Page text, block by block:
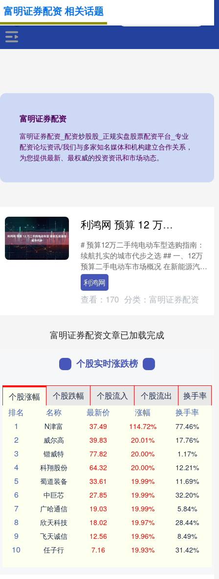
富明证券配资
富明证券配资_配资炒股股_正规实盘股票配资平台_专业
配资论坛资讯/我们与多家知名媒体和机构建立合作关系，
为您提供最新、最权威的投资资讯和市场动态。
富明证券配资 相关话题
利鸿网 预算 12 万二手纯电动车型 续航扎实适合城市代步
# 预算12万二手纯电动车型选购指南：
续航扎实的城市代步之选 ## 一、12万
预算二手电动车市场概况 在新能源汽车
快速普及的背景下，12万元预算已经能
够选购到品....
利鸿网
查看： 170 分类： 富明证券配资
富明证券配资文章已加载完成
个股实时涨跌榜
个股涨幅 个股跌幅 个股流入 个股流出
换手率
排名
名称 最新价 涨幅
换手率
1
N津富 37.49 114.72% 77.46%
2 威尔高 39.83 20.01% 17.76%
3 锴威特 77.82 20.00% 1.17%
4 科翔股份 64.32 20.00% 12.21%
5 蜀道装备 33.61 19.99% 11.69%
6 中巨芯 27.85 19.99% 32.20%
7 广哈通信 19.03 19.99% 5.84%
8 欣天科技 18.02 19.97% 28.44%
9 飞天诚信 12.56 19.96% 8.49%
10 任子行 7.16 19.93% 31.42%